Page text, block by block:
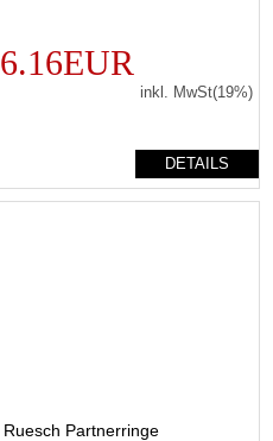
inkl. MwSt(19%)
DETAILS
Partnerringe